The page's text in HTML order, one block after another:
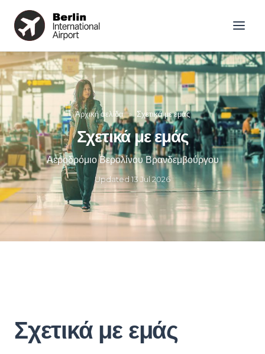
Αρχική σελίδα » Σχετικά με εμάς
Σχετικά με εμάς
Αεροδρόμιο Βερολίνου Βρανδεμβούργου
Updated 13 Jul 2026
Σχετικά με εμάς